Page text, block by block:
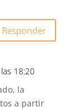
Responder
18:20
la
a partir